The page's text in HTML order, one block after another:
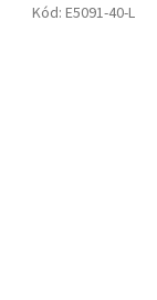
Kód: E5091-40-L